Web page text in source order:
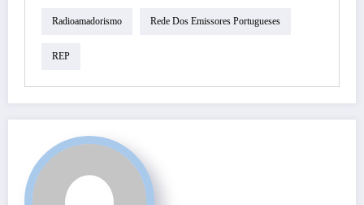
Radioamadorismo Rede Dos Emissores Portugueses
REP